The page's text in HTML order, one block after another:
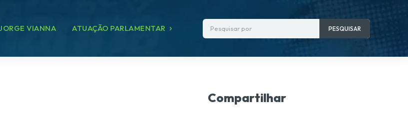
VIANNA ATUAÇÃO PARLAMENTAR Pesquisar por PESQUISAR
Compartilhar